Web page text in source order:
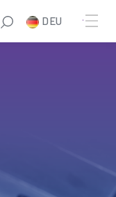
DEU
the